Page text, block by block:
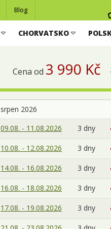
Blog
CHORVATSKO
Cena od 3 990 Kč
srpen 2026
09.08. - 11.08.2026
3 dny
10.08. - 12.08.2026 3 dny
14.08. - 16.08.2026 3 dny
16.08. - 18.08.2026 3 dny
17.08. - 19.08.2026 3 dny